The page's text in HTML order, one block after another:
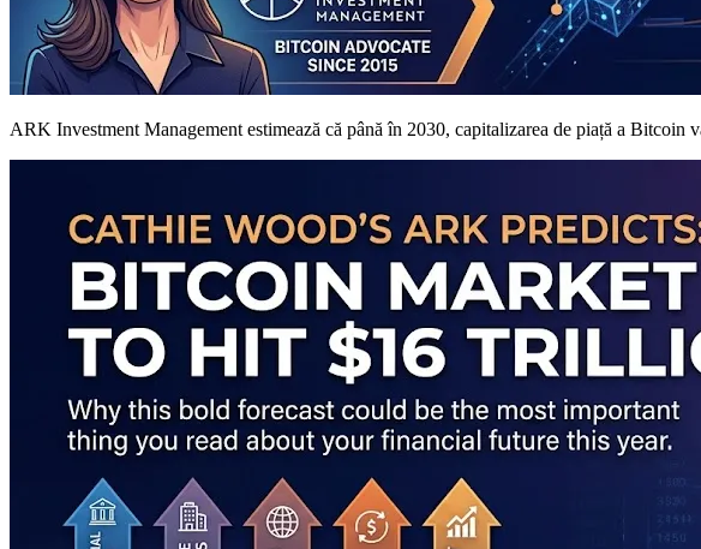
ARK Investment Management estimează că până în 2030, capitalizarea de piață a